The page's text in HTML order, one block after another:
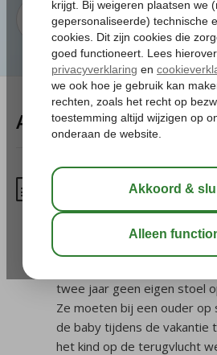
Artikelen
Ik vlieg met
Airlines, heeft
eigen stoel?
twee jaar geen eigen stoel
Ze moeten bij een ouder
de baby tijdens de vakantie
het kind op de terugvlucht